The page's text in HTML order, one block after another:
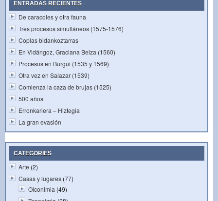
ENTRADAS RECIENTES
De caracoles y otra fauna
Tres procesos simultáneos (1575-1576)
Coplas bidankoztarras
En Vidángoz, Graciana Belza (1560)
Procesos en Burgui (1535 y 1569)
Otra vez en Salazar (1539)
Comienza la caza de brujas (1525)
500 años
Erronkariera – Hiztegia
La gran evasión
CATEGORIES
Arte (2)
Casas y lugares (77)
Oiconimia (49)